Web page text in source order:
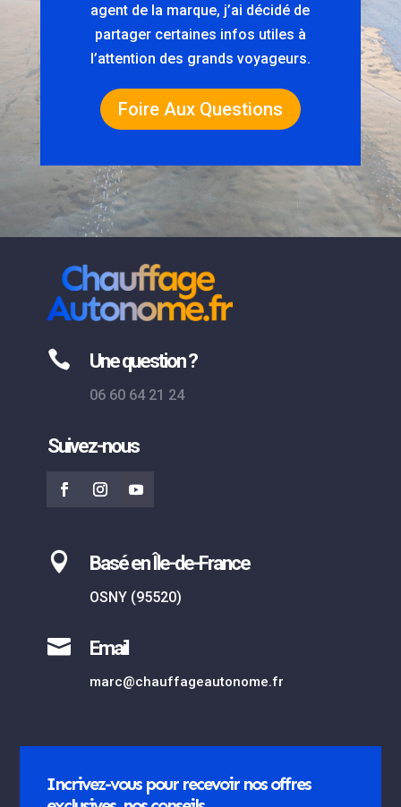
agent de la marque, j’ai décidé de
partager certaines infos utiles à
l’attention des grands voyageurs.
Foire Aux Questions
 Une question ?
06 60 64 21 24
Suivez-nous
 Basé en Île-de-France
OSNY (95520)
 Email
marc@chauffageautonome.fr
Incrivez-vous pour recevoir nos offres